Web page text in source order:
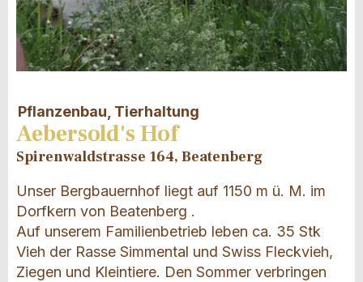
Pflanzenbau, Tierhaltung
Aebersold's Hof
Spirenwaldstrasse 164, Beatenberg
Unser Bergbauernhof liegt auf 1150 m ü. M. im
Dorfkern von Beatenberg .
Auf unserem Familienbetrieb leben ca. 35 Stk
Vieh der Rasse Simmental und Swiss Fleckvieh,
Ziegen und Kleintiere. Den Sommer verbringen